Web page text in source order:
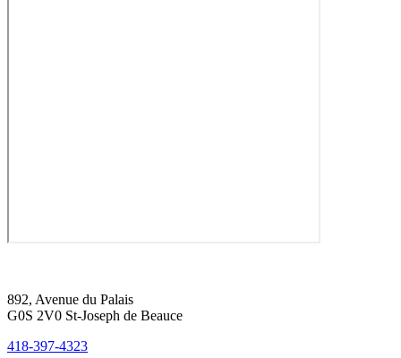
892, Avenue du Palais
G0S 2V0 St-Joseph de Beauce
418-397-4323